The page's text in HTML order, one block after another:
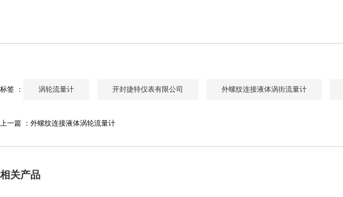
标签 ： 涡轮流量计 开封捷特仪表有限公司 外螺纹连接液体涡街流量计
上一篇 ： 外螺纹连接液体涡轮流量计
相关产品